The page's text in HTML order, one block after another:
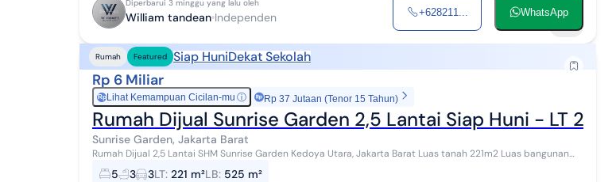
Diperbarui 3 minggu yang lalu oleh
William tandean Independen +628211... WhatsApp
Rumah Featured Siap HuniDekat Sekolah
Rp 6 Miliar
RpLihat Kemampuan Cicilan-mu ⓘ Rp 37 Jutaan (Tenor 15 Tahun)
Rumah Dijual Sunrise Garden 2,5 Lantai Siap Huni - LT 221m
Sunrise Garden, Jakarta Barat
Rumah Dijual 2,5 Lantai SHM Sunrise Garden Kedoya Utara, Jakarta Barat Luas tanah 221m2 Luas bangunan
525m2 Kamar tidur 5 Kamar mandi 3 Listrik 77...
5 3 3LT: 221 m²LB: 525 m²